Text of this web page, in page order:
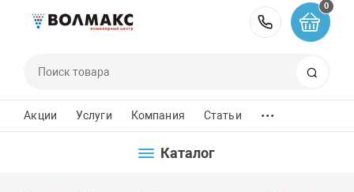
8 (800)
0
Акции Услуги Компания Статьи ...
Каталог